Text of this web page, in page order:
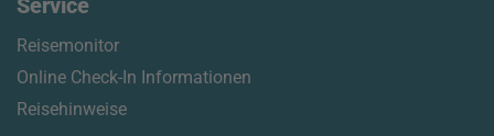
Service
Reisemonitor
Online Check-In Informationen
Reisehinweise